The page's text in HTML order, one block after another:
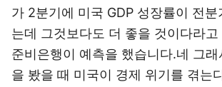
가 2분기에 미국 GDP 성장률이 전
는데 그것보다도 더 좋을 것이다라
준비은행이 예측을 했습니다.네 그
을 봤을 때 미국이 경제 위기를 겪는